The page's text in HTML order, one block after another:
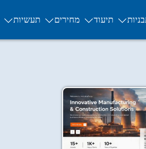
תעשיות מחירים תיעוד